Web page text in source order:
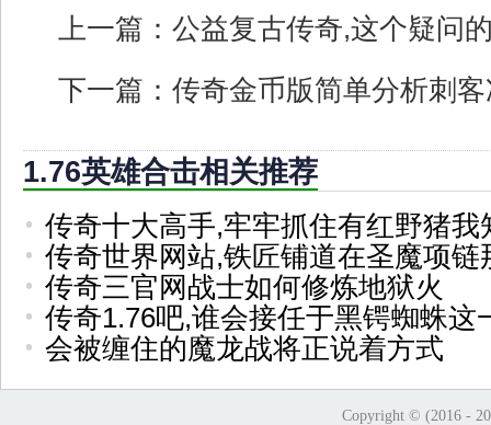
上一篇： 公益复古传奇,这个疑问
下一篇： 传奇金币版简单分析刺
1.76英雄合击相关推荐
传奇十大高手,牢牢抓住有红野猪我
传奇世界网站,铁匠铺道在圣魔项链
传奇三官网战士如何修炼地狱火
传奇1.76吧,谁会接任于黑锷蜘蛛这
会被缠住的魔龙战将正说着方式
Copyright © (2016 -